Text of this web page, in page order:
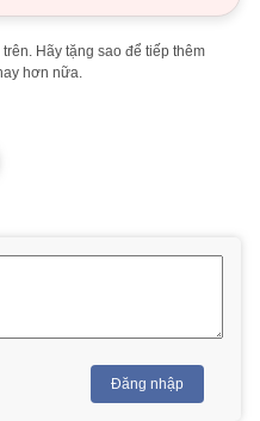
Hãy tặng sao để tiếp thêm
hơn nữa.
Đăng nhập